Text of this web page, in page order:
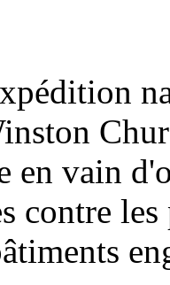
en vain
contre